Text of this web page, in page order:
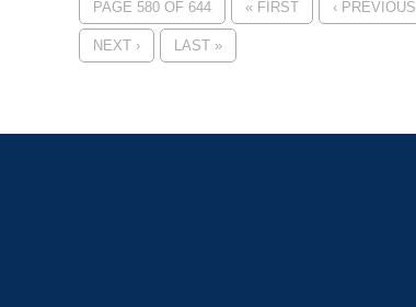
PAGE 580 OF 644 « FIRST ‹ PREVIOUS
NEXT › LAST »